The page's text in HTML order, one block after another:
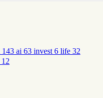
143 ai 63 invest 6 life 32
12